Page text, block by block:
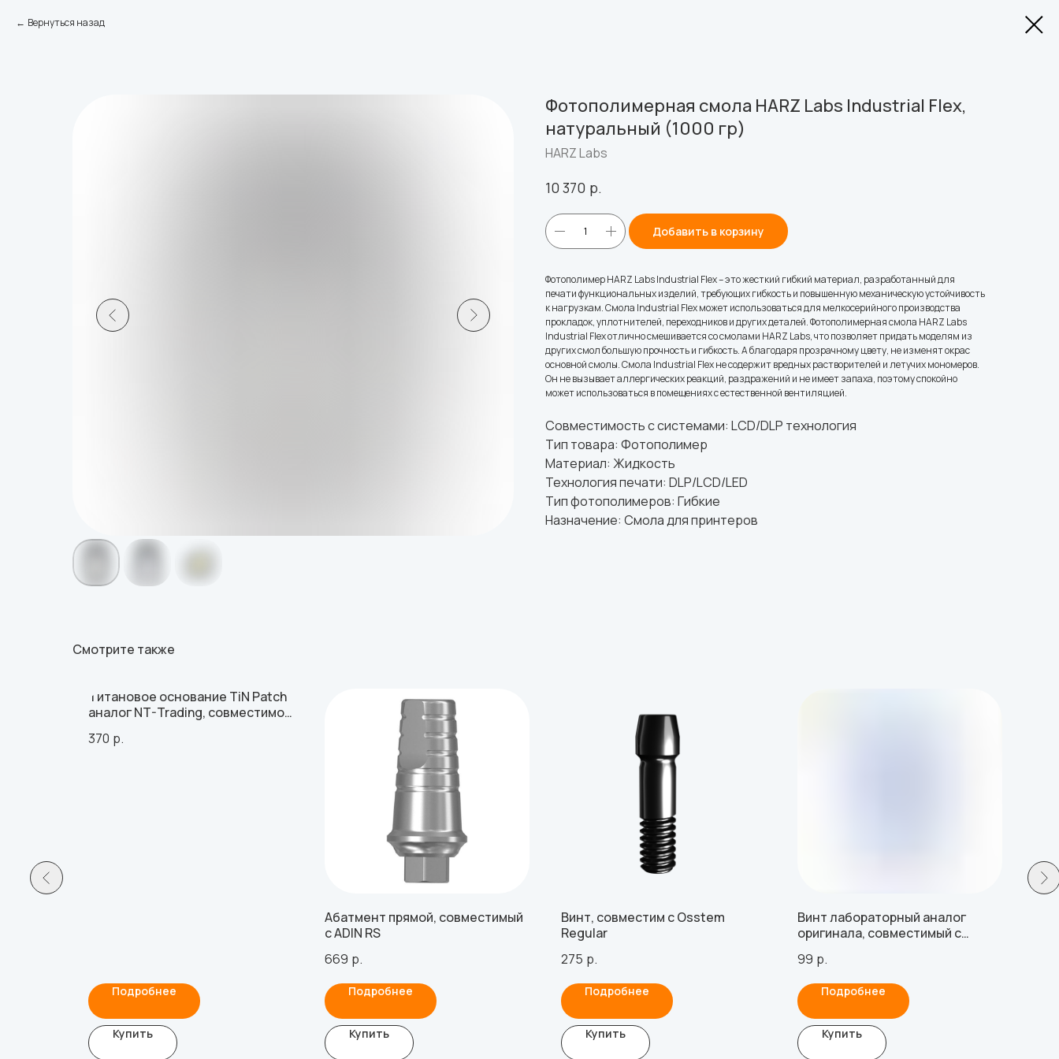
Вернуться назад
Фотополимерная смола HARZ Labs Industrial Flex,
натуральный (1000 гр)
HARZ Labs
10 370 р.
Добавить в корзину
Фотополимер HARZ Labs Industrial Flex – это жесткий гибкий материал, разработанный для
печати функциональных изделий, требующих гибкость и повышенную механическую устойчивость
к нагрузкам. Смола Industrial Flex может использоваться для мелкосерийного производства
прокладок, уплотнителей, переходников и других деталей. Фотополимерная смола HARZ Labs
Industrial Flex отлично смешивается со смолами HARZ Labs, что позволяет придать моделям из
других смол большую прочность и гибкость. А благодаря прозрачному цвету, не изменят окрас
основной смолы. Смола Industrial Flex не содержит вредных растворителей и летучих мономеров.
Он не вызывает аллергических реакций, раздражений и не имеет запаха, поэтому спокойно
может использоваться в помещениях с естественной вентиляцией.
Совместимость с системами: LCD/DLP технология
Тип товара: Фотополимер
Материал: Жидкость
Технология печати: DLP/LCD/LED
Тип фотополимеров: Гибкие
Назначение: Смола для принтеров
Смотрите также
Титановое основание TiN Patch
аналог NT-Trading, совместимое
370 р.
Подробнее
Купить
Абатмент прямой, совместимый
с ADIN RS
669 р.
Подробнее
Купить
Винт, совместим с Osstem
Regular
275 р.
Подробнее
Купить
Винт лабораторный аналог
оригинала, совместимый с
99 р.
Подробнее
Купить